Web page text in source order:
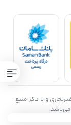
و خارجی، گارانتی
به فرد، پشتیبانی
شده است. آکام
رضایت مشتریان،
و با ذکر منبع